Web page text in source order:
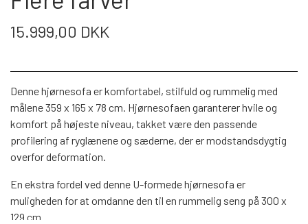
DAYBED/CHAISELONG
BELYSNING
REOLER
REOL EDGE
VÆGPANELER
SPEJLE
VÆGPANELER
SPEJLE
VÆGPANELER
SPEJLE
AFHENTNING
MONTERING & LEVERING
OM OS
15.999,00 DKK
Denne hjørnesofa er komfortabel, stilfuld og rummelig med
målene 359 x 165 x 78 cm. Hjørnesofaen garanterer hvile og
komfort på højeste niveau, takket være den passende
profilering af ryglænene og sæderne, der er modstandsdygtig
overfor deformation.
En ekstra fordel ved denne U-formede hjørnesofa er
muligheden for at omdanne den til en rummelig seng på 300 x
129 cm.